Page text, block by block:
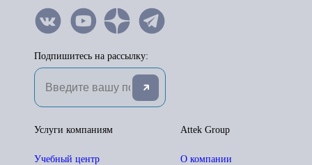
Подпишитесь на рассылку:
Attek Group
О компании
Услуги компаниям
Учебный центр